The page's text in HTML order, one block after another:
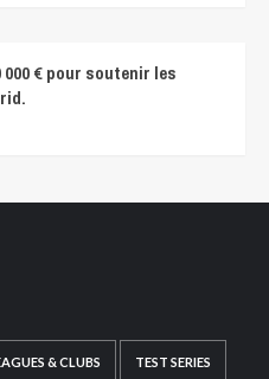
€ pour soutenir les
& CLUBS TEST SERIES